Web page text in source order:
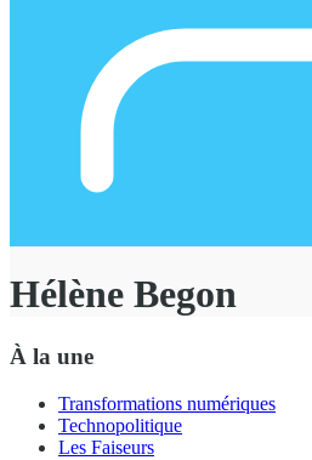
Hélène Begon
À la une
Transformations numériques
Technopolitique
Les Faiseurs